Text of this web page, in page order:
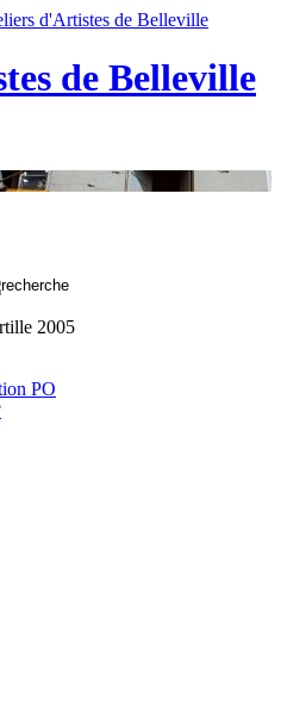
de Belleville
2005
PO